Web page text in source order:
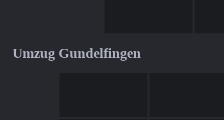
Umzug Gundelfingen